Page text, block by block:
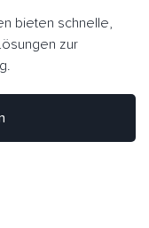
bieten schnelle,
zur